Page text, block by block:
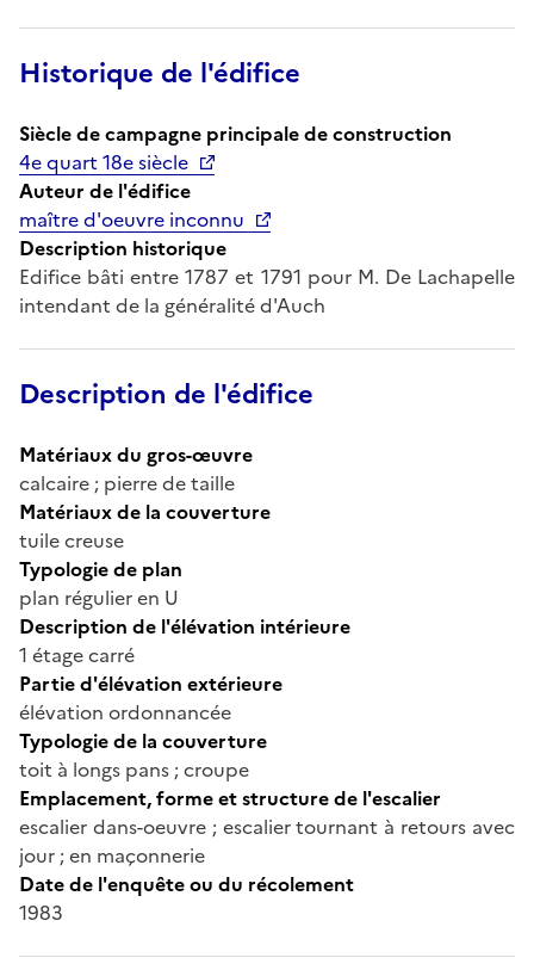
Historique de l'édifice
Siècle de campagne principale de construction
4e quart 18e siècle
Auteur de l'édifice
maître d'oeuvre inconnu
Description historique
Edifice bâti entre 1787 et 1791 pour M. De Lachapelle
intendant de la généralité d'Auch
Description de l'édifice
Matériaux du gros-œuvre
calcaire ; pierre de taille
Matériaux de la couverture
tuile creuse
Typologie de plan
plan régulier en U
Description de l'élévation intérieure
1 étage carré
Partie d'élévation extérieure
élévation ordonnancée
Typologie de la couverture
toit à longs pans ; croupe
Emplacement, forme et structure de l'escalier
escalier dans-oeuvre ; escalier tournant à retours avec
jour ; en maçonnerie
Date de l'enquête ou du récolement
1983